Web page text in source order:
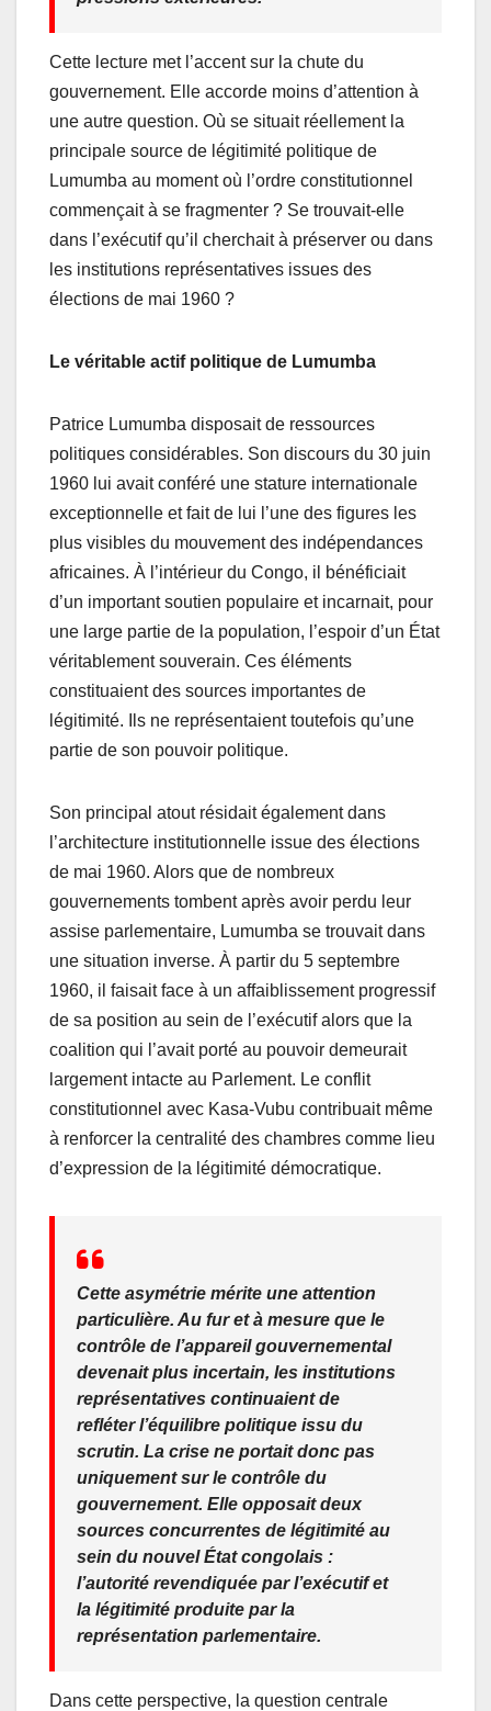
Cette lecture met l’accent sur la chute du
gouvernement. Elle accorde moins d’attention à
une autre question. Où se situait réellement la
principale source de légitimité politique de
Lumumba au moment où l’ordre constitutionnel
commençait à se fragmenter ? Se trouvait-elle
dans l’exécutif qu’il cherchait à préserver ou dans
les institutions représentatives issues des
élections de mai 1960 ?
Le véritable actif politique de Lumumba
Patrice Lumumba disposait de ressources
politiques considérables. Son discours du 30 juin
1960 lui avait conféré une stature internationale
exceptionnelle et fait de lui l’une des figures les
plus visibles du mouvement des indépendances
africaines. À l’intérieur du Congo, il bénéficiait
d’un important soutien populaire et incarnait, pour
une large partie de la population, l’espoir d’un État
véritablement souverain. Ces éléments
constituaient des sources importantes de
légitimité. Ils ne représentaient toutefois qu’une
partie de son pouvoir politique.
Son principal atout résidait également dans
l’architecture institutionnelle issue des élections
de mai 1960. Alors que de nombreux
gouvernements tombent après avoir perdu leur
assise parlementaire, Lumumba se trouvait dans
une situation inverse. À partir du 5 septembre
1960, il faisait face à un affaiblissement progressif
de sa position au sein de l’exécutif alors que la
coalition qui l’avait porté au pouvoir demeurait
largement intacte au Parlement. Le conflit
constitutionnel avec Kasa-Vubu contribuait même
à renforcer la centralité des chambres comme lieu
d’expression de la légitimité démocratique.
Cette asymétrie mérite une attention
particulière. Au fur et à mesure que le
contrôle de l’appareil gouvernemental
devenait plus incertain, les institutions
représentatives continuaient de
refléter l’équilibre politique issu du
scrutin. La crise ne portait donc pas
uniquement sur le contrôle du
gouvernement. Elle opposait deux
sources concurrentes de légitimité au
sein du nouvel État congolais :
l’autorité revendiquée par l’exécutif et
la légitimité produite par la
représentation parlementaire.
Dans cette perspective, la question centrale